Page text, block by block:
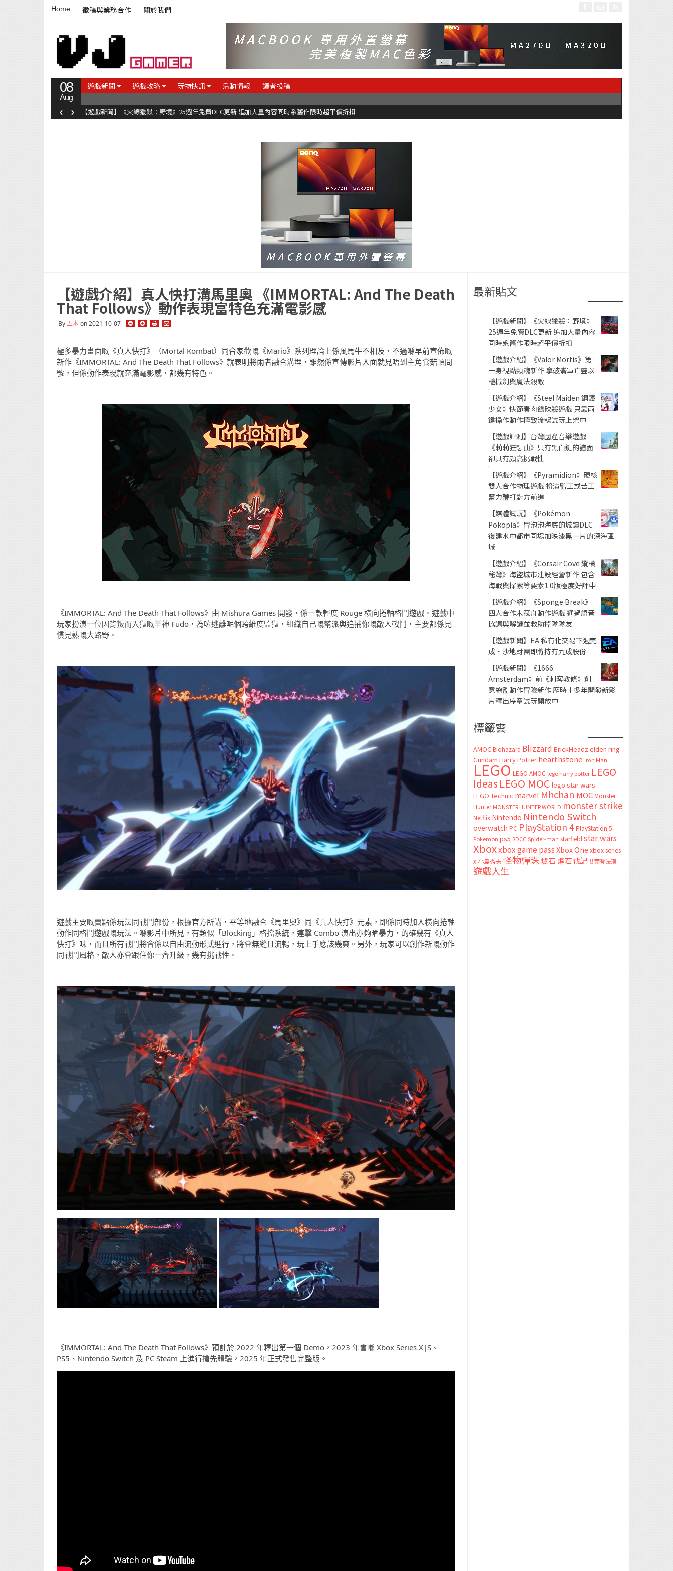
Home 徵稿與業務合作 關於我們
08
Aug
遊戲新聞 遊戲攻略 玩物快訊 活動情報 讀者投稿
【遊戲新聞】《火線獵殺：野境》25週年免費DLC更新 追加大量內容同時系舊作限時超平價折扣
‹ ›
【遊戲介紹】真人快打溝馬里奧 《IMMORTAL: And The Death
That Follows》動作表現富特色充滿電影感
By五木on 2021-10-07
極多暴力畫面嘅《真人快打》（Mortal Kombat）同合家歡嘅《Mario》系列理論上係風馬牛不相及，不過喺早前宣佈嘅
新作《IMMORTAL: And The Death That Follows》就表明將兩者融合溝埋，雖然係宣傳影片入面就見唔到主角食菇頂問
號，但係動作表現就充滿電影感，都幾有特色。
《IMMORTAL: And The Death That Follows》由 Mishura Games 開發，係一款輕度 Rouge 橫向捲軸格鬥遊戲。遊戲中
玩家扮演一位因背叛而入獄嘅半神 Fudo，為咗逃離呢個跨維度監獄，組織自己嘅幫派與追捕你嘅敵人戰鬥，主要都係見
慣見熟嘅大路野。
遊戲主要嘅賣點係玩法同戰鬥部份，根據官方所講，平等地融合《馬里奧》同《真人快打》元素，即係同時加入橫向捲軸
動作同格鬥遊戲嘅玩法。喺影片中所見，有類似「Blocking」格擋系統，連擊 Combo 演出亦夠晒暴力，的確幾有《真人
快打》味，而且所有戰鬥將會係以自由流動形式進行，將會無縫且流暢，玩上手應該幾爽。另外，玩家可以創作新嘅動作
同戰鬥風格，敵人亦會跟住你一齊升級，幾有挑戰性。
《IMMORTAL: And The Death That Follows》預計於 2022 年釋出第一個 Demo，2023 年會喺 Xbox Series X|S、
PS5、Nintendo Switch 及 PC Steam 上進行搶先體驗，2025 年正式發售完整版。
最新貼文
【遊戲新聞】《火線獵殺：野境》
25週年免費DLC更新 追加大量內容
同時系舊作限時超平價折扣
【遊戲介紹】《Valor Mortis》第
一身視點類魂新作 拿破崙軍亡靈以
槍械劍與魔法殺敵
【遊戲介紹】《Steel Maiden 鋼鐵
少女》快節奏肉鴿砍殺遊戲 只靠兩
鍵操作動作極致流暢試玩上架中
【遊戲評測】台灣國產音樂遊戲
《莉莉狂想曲》只有黑白鍵的譜面
卻具有頗高挑戰性
【遊戲介紹】《Pyramidion》硬核
雙人合作物理遊戲 扮演監工或苦工
奮力鞭打對方前進
【媒體試玩】《Pokémon
Pokopia》冒泡泡海底的城鎮DLC
復建水中都市同場加映漆黑一片的深海區
域
【遊戲介紹】《Corsair Cove 縱橫
秘灣》海盜城市建設經營新作 包含
海戰與探索等要素1.0版極度好評中
【遊戲介紹】《Sponge Break》
四人合作木筏舟動作遊戲 通過語音
協調與解謎並救助掉隊隊友
【遊戲新聞】EA 私有化交易下週完
成・沙地財團即將持有九成股份
【遊戲新聞】《1666:
Amsterdam》前《刺客教條》創
意總監動作冒險新作 歷時十多年開發新影
片釋出序章試玩開放中
標籤雲
AMOC Biohazard Blizzard BrickHeadz elden ring
Gundam Harry Potter hearthstone Iron Man
LEGO LEGO AMOC lego harry potter LEGO
Ideas LEGO MOC lego star wars
LEGO Technic marvel Mhchan MOC Monster
Hunter MONSTER HUNTER WORLD monster strike
Netflix Nintendo Nintendo Switch
overwatch PC PlayStation 4 PlayStation 5
Pokemon ps5 SDCC Spider-man starfield star wars
Xboxxbox game passXbox One xbox series
x 小島秀夫怪物彈珠 爐石 爐石戰記艾爾登法環
遊戲人生